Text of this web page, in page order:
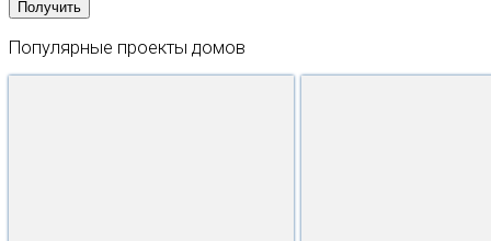
Популярные проекты домов